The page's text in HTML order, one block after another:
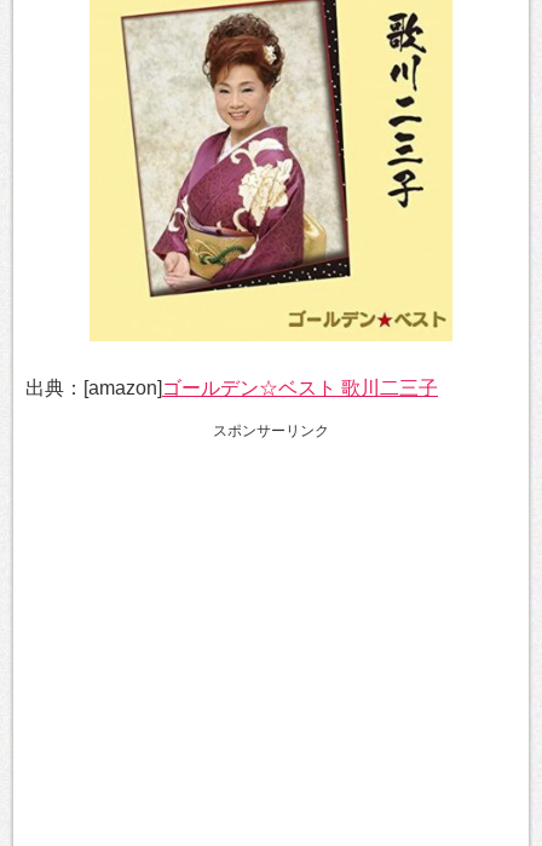
出典：[amazon] ゴールデン☆ベスト 歌川二三子
スポンサーリンク